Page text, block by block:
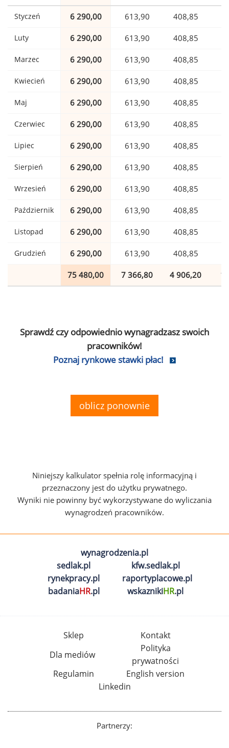
Styczeń 6 290,00 613,90 408,85
Luty 6 290,00 613,90 408,85
Marzec 6 290,00 613,90 408,85
Kwiecień 6 290,00 613,90 408,85
Maj 6 290,00 613,90 408,85
Czerwiec 6 290,00 613,90 408,85
Lipiec 6 290,00 613,90 408,85
Sierpień 6 290,00 613,90 408,85
Wrzesień 6 290,00 613,90 408,85
Październik 6 290,00 613,90 408,85
Listopad 6 290,00 613,90 408,85
Grudzień 6 290,00 613,90 408,85
75 480,00 7 366,80 4 906,20 1
Sprawdź czy odpowiednio wynagradzasz swoich
pracowników!
Poznaj rynkowe stawki płac!
oblicz ponownie
Niniejszy kalkulator spełnia rolę informacyjną i
przeznaczony jest do użytku prywatnego.
Wyniki nie powinny być wykorzystywane do wyliczania
wynagrodzeń pracowników.
wynagrodzenia.pl
sedlak.pl
kfw.sedlak.pl
rynekpracy.pl
raportyplacowe.pl
badaniaHR.pl wskaznikiHR.pl
Sklep
Kontakt
Dla mediów
Polityka
prywatności
Regulamin
English version
Linkedin
Partnerzy: